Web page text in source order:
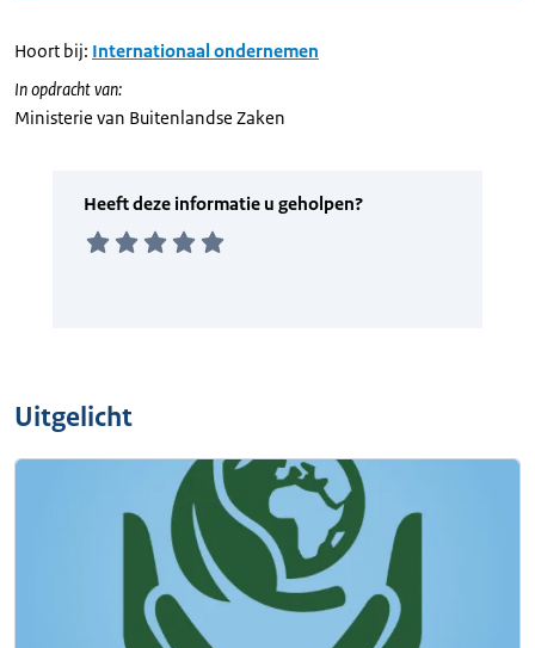
Hoort bij: Internationaal ondernemen
In opdracht van:
Ministerie van Buitenlandse Zaken
Uitgelicht